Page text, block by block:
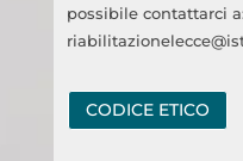
possibile contattarci
CODICE ETICO